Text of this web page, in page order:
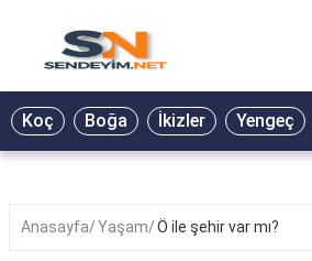
BİYOGRAFİ
GALERİ
Koç Boğa İkizler Yengeç
Anasayfa Yaşam Ö ile şehir var mı?